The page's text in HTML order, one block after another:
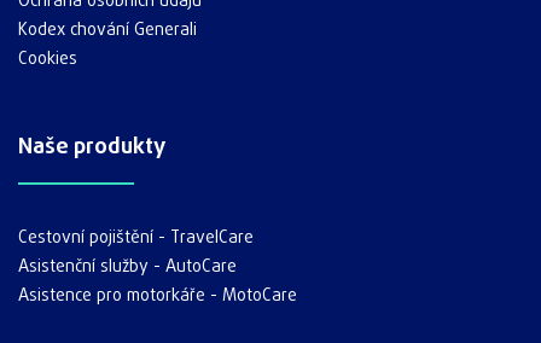
Kodex chování Generali
Cookies
Naše produkty
Cestovní pojištění - TravelCare
Asistenční služby - AutoCare
Asistence pro motorkáře - MotoCare